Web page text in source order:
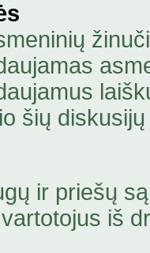
šių
ir priešų
iš